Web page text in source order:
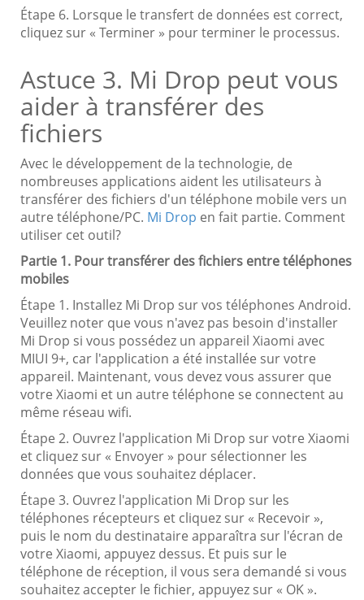
Étape 6. Lorsque le transfert de données est correct,
cliquez sur « Terminer » pour terminer le processus.
Astuce 3. Mi Drop peut vous
aider à transférer des
fichiers
Avec le développement de la technologie, de
nombreuses applications aident les utilisateurs à
transférer des fichiers d'un téléphone mobile vers un
autre téléphone/PC. Mi Drop en fait partie. Comment
utiliser cet outil?
Partie 1. Pour transférer des fichiers entre téléphones
mobiles
Étape 1. Installez Mi Drop sur vos téléphones Android.
Veuillez noter que vous n'avez pas besoin d'installer
Mi Drop si vous possédez un appareil Xiaomi avec
MIUI 9+, car l'application a été installée sur votre
appareil. Maintenant, vous devez vous assurer que
votre Xiaomi et un autre téléphone se connectent au
même réseau wifi.
Étape 2. Ouvrez l'application Mi Drop sur votre Xiaomi
et cliquez sur « Envoyer » pour sélectionner les
données que vous souhaitez déplacer.
Étape 3. Ouvrez l'application Mi Drop sur les
téléphones récepteurs et cliquez sur « Recevoir »,
puis le nom du destinataire apparaîtra sur l'écran de
votre Xiaomi, appuyez dessus. Et puis sur le
téléphone de réception, il vous sera demandé si vous
souhaitez accepter le fichier, appuyez sur « OK ».